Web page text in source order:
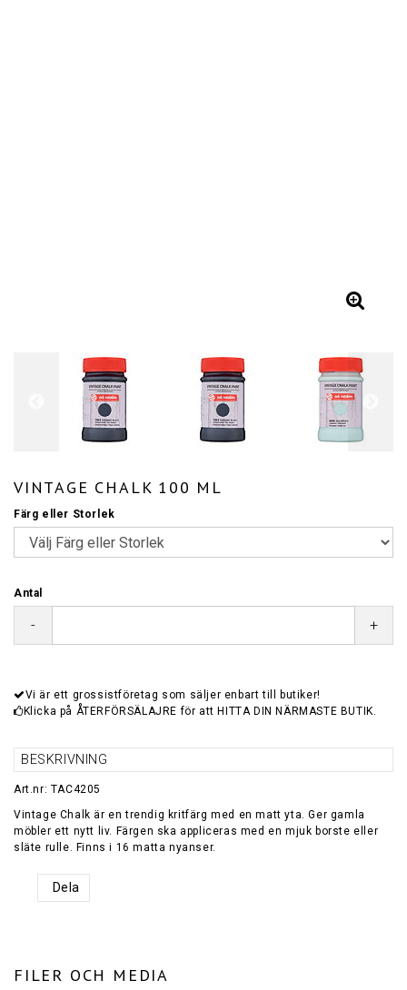
VINTAGE CHALK 100 ML
Färg eller Storlek
Antal
- +
Vi är ett grossistföretag som säljer enbart till butiker!
Klicka på ÅTERFÖRSÄLAJRE för att HITTA DIN NÄRMASTE BUTIK.
BESKRIVNING
Art.nr: TAC4205
Vintage Chalk är en trendig kritfärg med en matt yta. Ger gamla
möbler ett nytt liv. Färgen ska appliceras med en mjuk borste eller
släte rulle. Finns i 16 matta nyanser.
Dela
FILER OCH MEDIA